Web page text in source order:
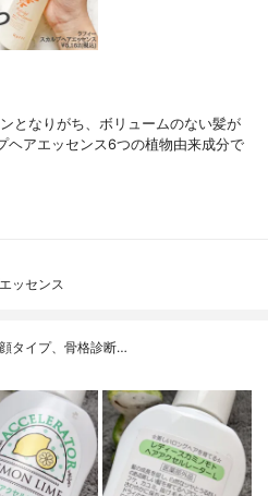
となりがち、ボリュームのない髪が
ヘアエッセンス⁡⁡6つの植物由来成分で
ッセンス
タイプ、骨格診断…